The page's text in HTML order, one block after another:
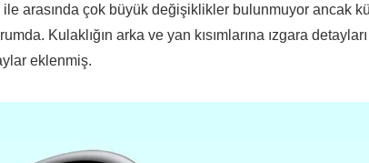
ile arasında çok büyük değişiklikler bulunmuyor ancak
Kulaklığın arka ve yan kısımlarına ızgara
eklenmiş.